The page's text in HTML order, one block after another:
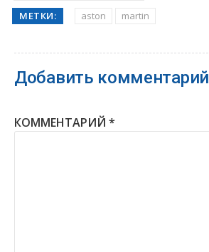
МЕТКИ:
aston martin
Добавить комментарий
КОММЕНТАРИЙ *